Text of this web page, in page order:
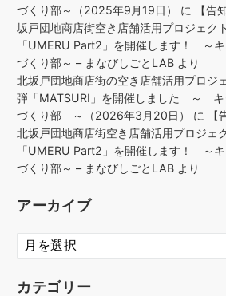
づくり部～（2025年9月19日）
に
【告
坂戸団地商店街空き店舗活用プロジェク
「UMERU Part2」を開催します！ ～
づくり部～ – まなびしごとLAB より
北坂戸団地商店街の空き店舗活用プロジ
弾「MATSURI」を開催しました ～ キ
づくり部 ～（2026年3月20日）
に
北坂戸団地商店街空き店舗活用プロジェ
「UMERU Part2」を開催します！ ～
づくり部～ – まなびしごとLAB より
アーカイブ
ア
ー
イ
カテゴリー